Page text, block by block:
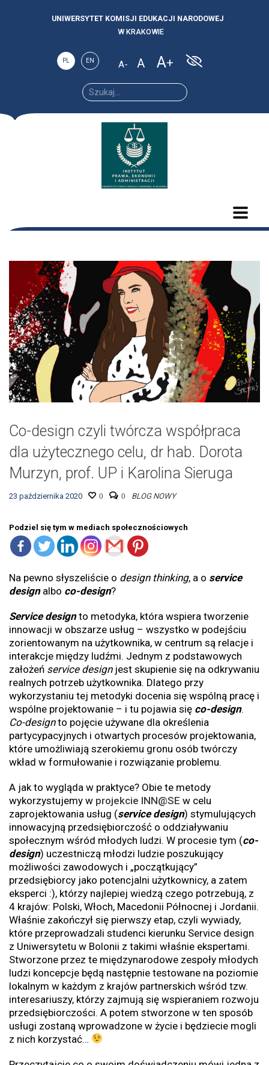
UNIWERSYTET KOMISJI EDUKACJI NARODOWEJ
W KRAKOWIE
PL EN
A
A
font
size.
A
font
size.
Co-design czyli twórcza współpraca
dla użytecznego celu, dr hab. Dorota
Murzyn, prof. UP i Karolina Sieruga
23 października 2020 0 0 BLOG NOWY
Podziel się tym w mediach społecznościowych
Na pewno słyszeliście o design thinking, a o service
design albo co-design?
Service designto metodyka, która wspiera tworzenie
innowacji w obszarze usług – wszystko w podejściu
zorientowanym na użytkownika, w centrum są relacje i
interakcje między ludźmi. Jednym z podstawowych
założeń service designjest skupienie się na odkrywaniu
realnych potrzeb użytkownika. Dlatego przy
wykorzystaniu tej metodyki docenia się wspólną pracę i
wspólne projektowanie – i tu pojawia się co-design.
Co-designto pojęcie używane dla określenia
partycypacyjnych i otwartych procesów projektowania,
które umożliwiają szerokiemu gronu osób twórczy
wkład w formułowanie i rozwiązanie problemu.
A jak to wygląda w praktyce? Obie te metody
wykorzystujemy w projekcie INN@SE w celu
zaprojektowania usług (service design) stymulujących
innowacyjną przedsiębiorczość o oddziaływaniu
społecznym wśród młodych ludzi. W procesie tym (co-
design) uczestniczą młodzi ludzie poszukujący
możliwości zawodowych i „początkujący”
przedsiębiorcy jako potencjalni użytkownicy, a zatem
eksperci :), którzy najlepiej wiedzą czego potrzebują, z
4 krajów: Polski, Włoch, Macedonii Północnej i Jordanii.
Właśnie zakończył się pierwszy etap, czyli wywiady,
które przeprowadzali studenci kierunku Service design
z Uniwersytetu w Bolonii z takimi właśnie ekspertami.
Stworzone przez te międzynarodowe zespoły młodych
ludzi koncepcje będą następnie testowane na poziomie
lokalnym w każdym z krajów partnerskich wśród tzw.
interesariuszy, którzy zajmują się wspieraniem rozwoju
przedsiębiorczości. A potem stworzone w ten sposób
usługi zostaną wprowadzone w życie i będziecie mogli
z nich korzystać…